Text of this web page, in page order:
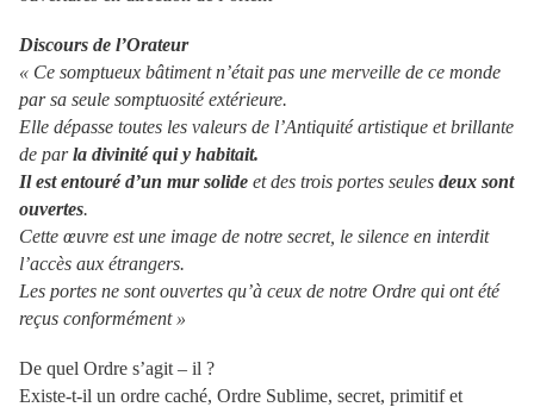
Discours de l’Orateur
« Ce somptueux bâtiment n’était pas une merveille de ce monde
par sa seule somptuosité extérieure.
Elle dépasse toutes les valeurs de l’Antiquité artistique et brillante
de parla divinité qui y habitait.
Il est entouré d’un mur solide et des trois portes seules deux sont
ouvertes.
Cette œuvre est une image de notre secret, le silence en interdit
l’accès aux étrangers.
Les portes ne sont ouvertes qu’à ceux de notre Ordre qui ont été
reçus conformément»
De quel Ordre s’agit – il ?
Existe-t-il un ordre caché, Ordre Sublime, secret, primitif et